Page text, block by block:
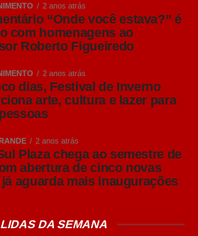
é bom a gente deixar claro
ele se mantém gratuito”, disse a
Parcerias Estratégicas, Eliane
assistenciais, chamados de “bata
pelo futuro parceiro privado,
lavanderia, manutenção predial,
físico e estrutural do
administrativo, fornecimento de
entre outros.
para o estado de Mato
2 anos atrás
“Onde você estava?” é
com homenagens ao
Roberto Figueiredo
2 anos atrás
dias, Festival de Inverno
arte, cultura e lazer para
2 anos atrás
Plaza chega ao semestre de
abertura de cinco novas
aguarda mais inaugurações
DA SEMANA